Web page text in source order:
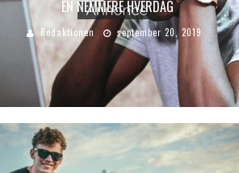
EN NEMMERE HVERDAG
Redaktionen september 20, 2019